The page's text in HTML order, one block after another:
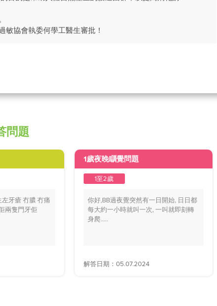
敏協會執委何學工醫生審批！
問題
牙瘡 冇膿 冇痛
兩隻門牙佢
1歲夜晚瞓覺問題
1至2歲
你好,BB過夜覺突然有一日開始, 日日都
每大約一小時就叫一次, 一叫就即刻轉
身爬.....
解答日期：05.07.2024